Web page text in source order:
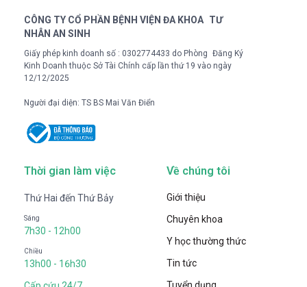
CÔNG TY CỔ PHẦN BỆNH VIỆN ĐA KHOA TƯ
NHÂN AN SINH
Giấy phép kinh doanh số : 0302774433 do Phòng Đăng Ký
Kinh Doanh thuộc Sở Tài Chính cấp lần thứ 19 vào ngày
12/12/2025
Người đại diện: TS BS Mai Văn Điển
Thời gian làm việc
Thứ Hai đến Thứ Bảy
Sáng
7h30 - 12h00
Chiều
13h00 - 16h30
Về chúng tôi
Giới thiệu
Chuyên khoa
Y học thường thức
Tin tức